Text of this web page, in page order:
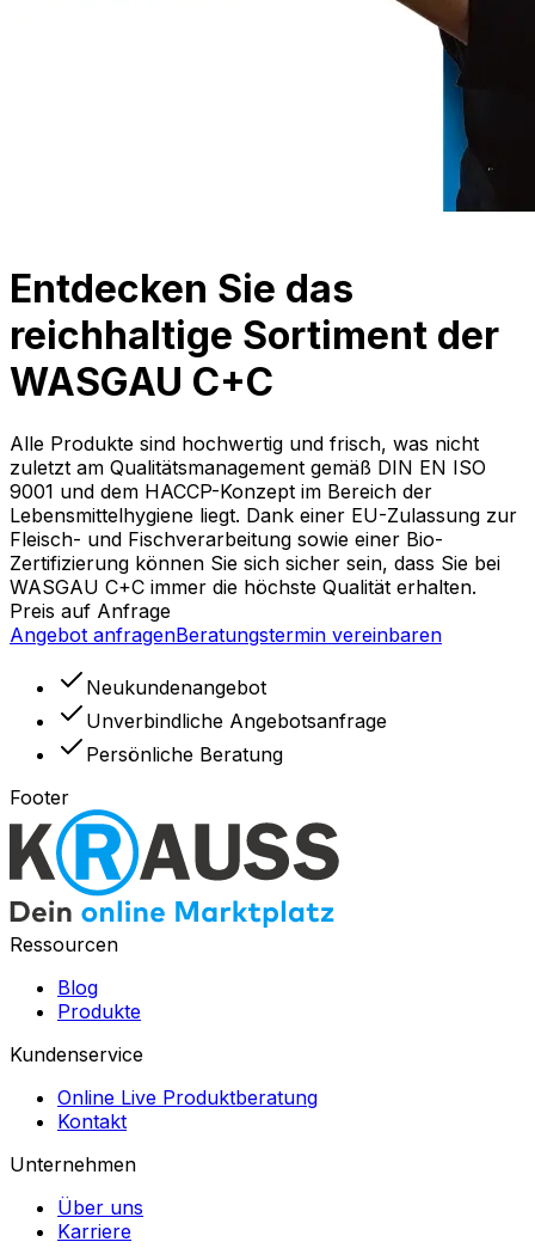
Entdecken Sie das
reichhaltige Sortiment der
WASGAU C+C
Alle Produkte sind hochwertig und frisch, was nicht
zuletzt am Qualitätsmanagement gemäß DIN EN ISO
9001 und dem HACCP-Konzept im Bereich der
Lebensmittelhygiene liegt. Dank einer EU-Zulassung zur
Fleisch- und Fischverarbeitung sowie einer Bio-
Zertifizierung können Sie sich sicher sein, dass Sie bei
WASGAU C+C immer die höchste Qualität erhalten.
Preis auf Anfrage
Angebot anfragenBeratungstermin vereinbaren
Neukundenangebot
Unverbindliche Angebotsanfrage
Persönliche Beratung
Footer
Ressourcen
Blog
Produkte
Kundenservice
Online Live Produktberatung
Kontakt
Unternehmen
Über uns
Karriere